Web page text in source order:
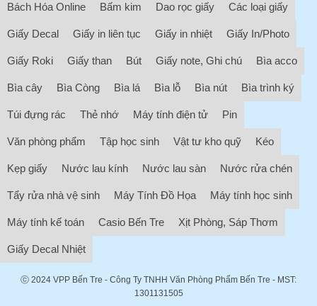
Bách Hóa Online Bấm kim Dao rọc giấy Các loại giấy
Giấy Decal Giấy in liên tục Giấy in nhiệt Giấy In/Photo
Giấy Roki Giấy than Bút Giấy note, Ghi chú Bìa acco
Bìa cây Bìa Còng Bìa lá Bìa lỗ Bìa nút Bìa trình ký
Túi đựng rác Thẻ nhớ Máy tính điện tử Pin
Văn phòng phẩm Tập học sinh Vật tư kho quỹ Kéo
Kẹp giấy Nước lau kính Nước lau sàn Nước rửa chén
Tẩy rửa nhà vệ sinh Máy Tính Đồ Họa Máy tính học sinh
Máy tính kế toán Casio Bến Tre Xịt Phòng, Sáp Thơm
Giấy Decal Nhiệt
ⓒ 2024 VPP Bến Tre - Công Ty TNHH Văn Phòng Phẩm Bến Tre - MST:
1301131505